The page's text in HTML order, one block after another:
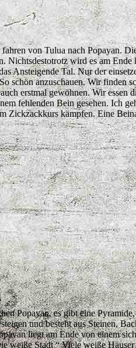
von Tulua nach Popayan.
Nichtsdestotrotz wird es am
Ansteigende Tal. Nur der
schön anzuschauen. Wir finden
erstmal gewöhnen. Wir
fehlenden Bein gesehen. Ich
Zickzackkurs kämpfen. Eine
Popayan, es gibt eine
und besteht aus Steinen,
liegt am Ende von einem
weiße Stadt “ Viele weiße